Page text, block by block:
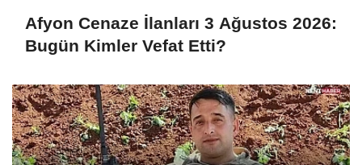
Afyon Cenaze İlanları 3 Ağustos 2026:
Bugün Kimler Vefat Etti?